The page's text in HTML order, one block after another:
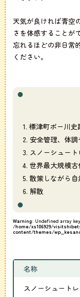
天気が良ければ青空
さを体感することが
忘れるほどの非日常
ください。
1. 標津町ポー川
2. 安全管理、体
3. スノーシュー
4. 世界最大規模
5. 散策しながら
6. 解散
Warning: Undefined array
/home/xs106929/
content/themes/
名称
スノーシュート